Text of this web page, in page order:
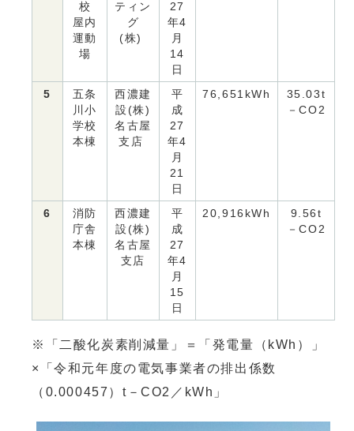
校
屋内
運動
場
ティン
グ
(株)
27
年4
月
14
日
5
五条
川小
学校
本棟
西濃建
設(株)
名古屋
支店
平
成
27
年4
月
21
日
76,651kWh
35.03t
－CO2
6
消防
庁舎
本棟
西濃建
設(株)
名古屋
支店
平
成
27
年4
月
15
日
20,916kWh
9.56t
－CO2
※「二酸化炭素削減量」＝「発電量（kWh）」
×「令和元年度の電気事業者の排出係数
（0.000457）t－CO2／kWh」